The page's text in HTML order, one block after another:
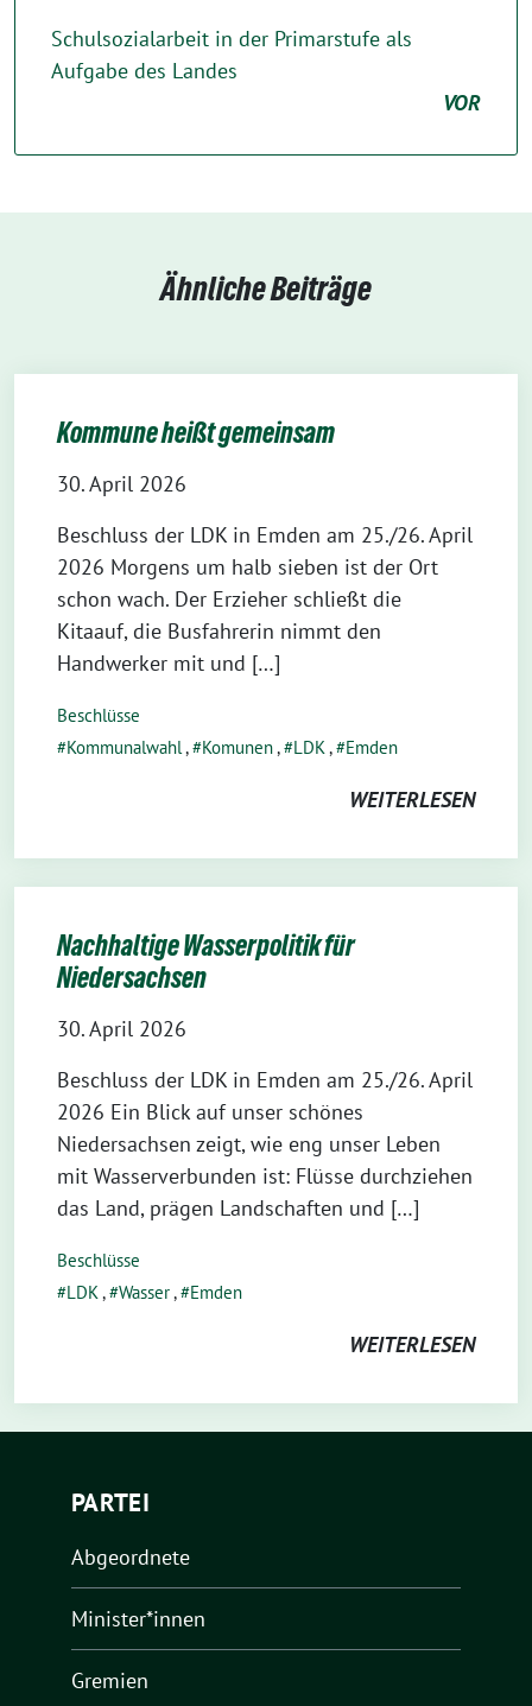
Schulsozialarbeit in der Primarstufe als
Aufgabe des Landes
VOR
Ähnliche Beiträge
Kommune heißt gemeinsam
30. April 2026
Beschluss der LDK in Emden am 25./26. April
2026 Morgens um halb sieben ist der Ort
schon wach. Der Erzieher schließt die
Kitaauf, die Busfahrerin nimmt den
Handwerker mit und […]
Beschlüsse
Kommunalwahl, Komunen, LDK, Emden
WEITERLESEN
Nachhaltige Wasserpolitik für
Niedersachsen
30. April 2026
Beschluss der LDK in Emden am 25./26. April
2026 Ein Blick auf unser schönes
Niedersachsen zeigt, wie eng unser Leben
mit Wasserverbunden ist: Flüsse durchziehen
das Land, prägen Landschaften und […]
Beschlüsse
LDK, Wasser, Emden
WEITERLESEN
PARTEI
Abgeordnete
Minister*innen
Gremien